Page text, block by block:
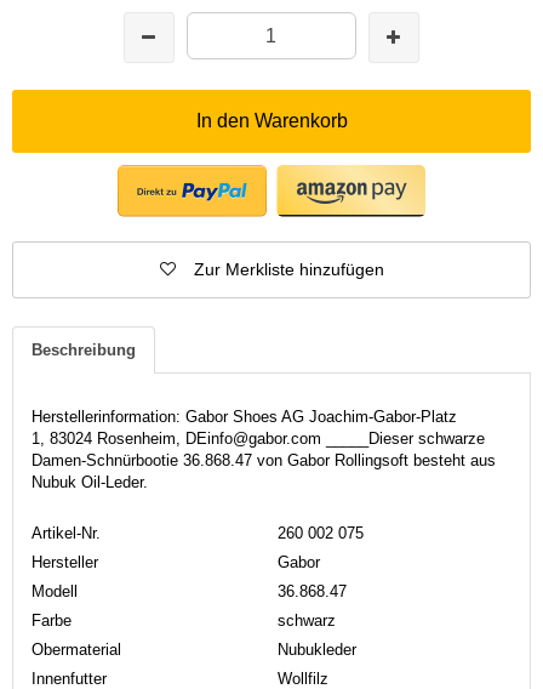
In den Warenkorb
Zur Merkliste hinzufügen
Beschreibung
Herstellerinformation: Gabor Shoes AG Joachim-Gabor-Platz
1, 83024 Rosenheim, DEinfo@gabor.com _____Dieser schwarze
Damen-Schnürbootie 36.868.47 von Gabor Rollingsoft besteht aus
Nubuk Oil-Leder.
Artikel-Nr.
260 002 075
Hersteller
Gabor
Modell
36.868.47
Farbe
schwarz
Obermaterial
Nubukleder
Innenfutter
Wollfilz